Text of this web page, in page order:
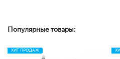
Популярные товары:
ХИТ ПРОДАЖ